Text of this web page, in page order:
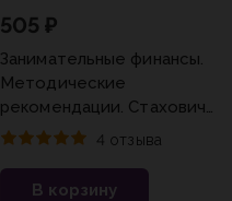
505 ₽
Занимательные финансы.
Методические
рекомендации. Стахович
Л.В., Семенкова Е.В.,
4 отзыва
В корзину